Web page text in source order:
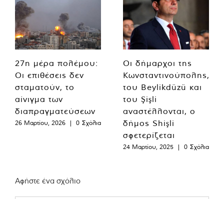
27η μέρα πολέμου:
Οι επιθέσεις δεν
σταματούν, το
αίνιγμα των
διαπραγματεύσεων
26 Μαρτίου, 2026 | 0 Σχόλια
Οι δήμαρχοι της
Κωνσταντινούπολης,
του Beylikdüzü και
του Şişli
αναστέλλονται, ο
δήμος Shişli
σφετερίζεται
24 Μαρτίου, 2025 | 0 Σχόλια
Αφήστε ένα σχόλιο